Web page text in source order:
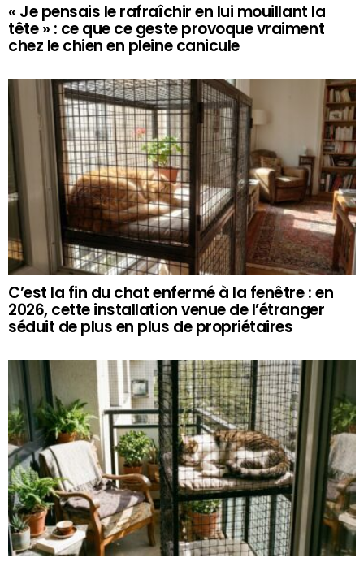
« Je pensais le rafraîchir en lui mouillant la
tête » : ce que ce geste provoque vraiment
chez le chien en pleine canicule
C’est la fin du chat enfermé à la fenêtre : en
2026, cette installation venue de l’étranger
séduit de plus en plus de propriétaires